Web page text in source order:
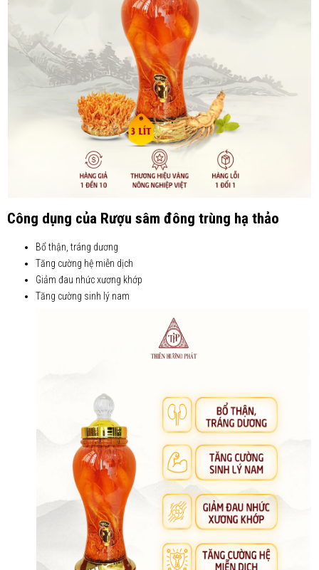
Công dụng của Rượu sâm đông trùng hạ thảo
Bổ thận, tráng dương
Tăng cường hệ miễn dịch
Giảm đau nhức xương khớp
Tăng cường sinh lý nam